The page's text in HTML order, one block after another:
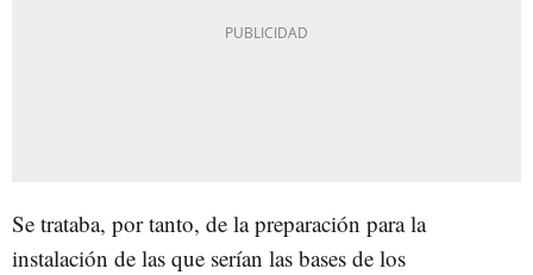
Se trataba, por tanto, de la preparación para la
instalación de las que serían las bases de los